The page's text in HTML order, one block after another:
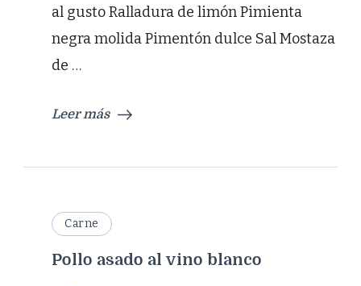
al gusto Ralladura de limón Pimienta
negra molida Pimentón dulce Sal Mostaza
de …
Leer más
Carne
Pollo asado al vino blanco